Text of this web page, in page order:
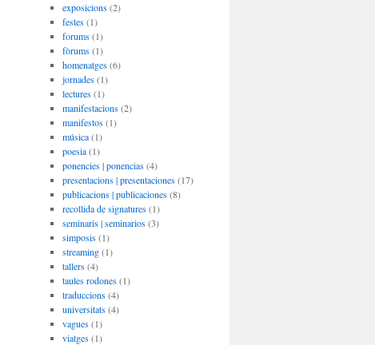
exposicions(2)
festes(1)
forums(1)
fòrums(1)
homenatges(6)
jornades(1)
lectures(1)
manifestacions(2)
manifestos(1)
música(1)
poesia(1)
ponencies | ponencias(4)
presentacions | presentaciones(17)
publicacions | publicaciones(8)
recollida de signatures(1)
seminaris | seminarios(3)
simposis(1)
streaming(1)
tallers(4)
taules rodones(1)
traduccions(4)
universitats(4)
vagues(1)
viatges(1)